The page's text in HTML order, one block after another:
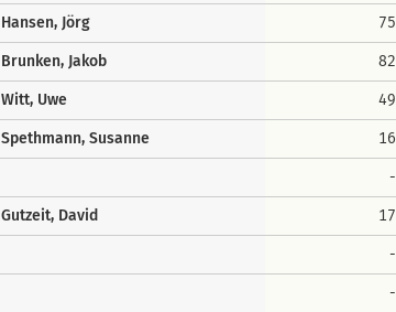
Hansen, Jörg 75
Brunken, Jakob 82
Witt, Uwe 49
Spethmann, Susanne 16
-
Gutzeit, David 17
-
-